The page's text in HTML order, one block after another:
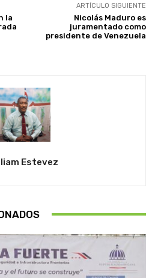
la
ARTÍCULO SIGUIENTE
Nicolás Maduro es
juramentado como
presidente de Venezuela
Estevez